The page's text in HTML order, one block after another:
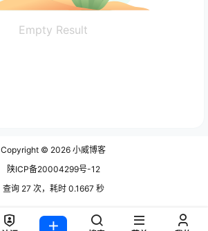
Empty Result
Copyright © 2026 小威博客
陕ICP备20004299号-12
查询 27 次，耗时 0.1667 秒